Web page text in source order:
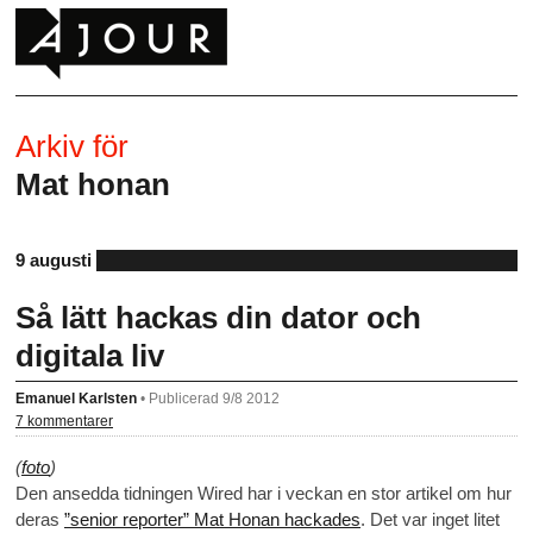
Arkiv för
Mat honan
9 augusti
Så lätt hackas din dator och
digitala liv
Emanuel Karlsten • Publicerad 9/8 2012
7 kommentarer
(foto)
Den ansedda tidningen Wired har i veckan en stor artikel om hur
deras ”senior reporter” Mat Honan hackades. Det var inget litet